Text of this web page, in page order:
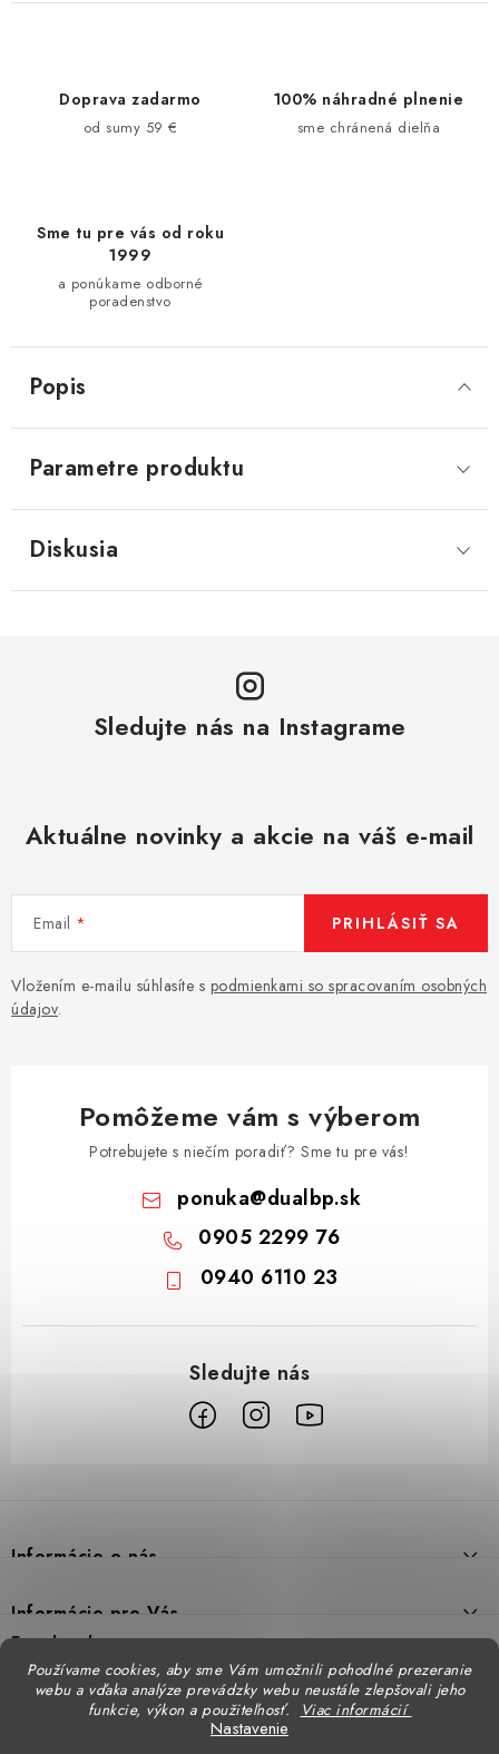
Používame cookies, aby sme Vám umožnili pohodlné prezeranie
webu a vďaka analýze prevádzky webu neustále zlepšovali jeho
funkcie, výkon a použiteľnosť.
Viac informácií
Nastavenie
Doprava zadarmo
od sumy 59 €
100% náhradné plnenie
sme chránená dielňa
Sme tu pre vás od roku
1999
a ponúkame odborné
poradenstvo
Popis
Parametre produktu
Diskusia
Sledujte nás na Instagrame
Aktuálne novinky a akcie na váš e-mail
Email
Vložením e-mailu súhlasíte s podmienkami so spracovaním osobných
údajov.
PRIHLÁSIŤ SA
Pomôžeme vám s výberom
Potrebujete s niečím poradiť? Sme tu pre vás!
ponuka@dualbp.sk
0905 2299 76
0940 6110 23
p
i
Informácie o nás
Prečo DUAL BP
Predajne
Doprava
Informácie pre Vás
Formulár na výmenu tovaru
Facebook
Katalógy
STENSO - kompletné OOPP